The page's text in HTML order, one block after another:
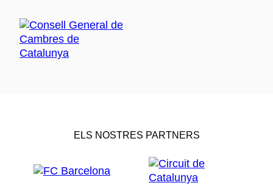
ELS NOSTRES PARTNERS